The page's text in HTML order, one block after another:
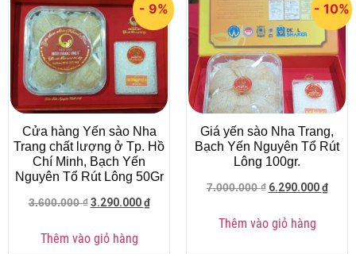
- 9%
Cửa hàng Yến sào Nha
Trang chất lượng ở Tp. Hồ
Chí Minh, Bạch Yến
Nguyên Tổ Rút Lông 50Gr
3.600.000₫ 3.290.000₫
Thêm vào giỏ hàng
- 10%
Giá yến sào Nha Trang,
Bạch Yến Nguyên Tổ Rút
Lông 100gr.
7.000.000₫ 6.290.000₫
Thêm vào giỏ hàng